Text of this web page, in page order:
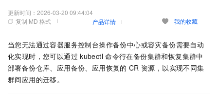
更新时间： 2026-03-20 09:44:04
复制 MD 格式
产品详情 我的收藏
当您无法通过容器服务控制台操作备份中心或容灾备份需要自动
化实现时，您可以通过 kubectl 命令行在备份集群和恢复集群中
部署备份仓库、应用备份、应用恢复的 CR 资源，以实现不同集
群间应用的迁移。